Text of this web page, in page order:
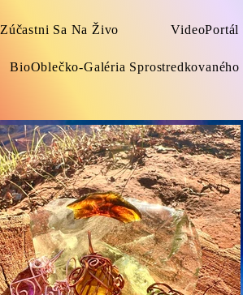
Zúčastni Sa Na Živo VideoPortál
BioOblečko-Galéria Sprostredkovaného